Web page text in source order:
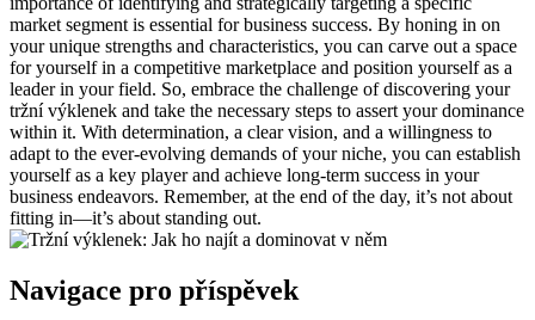
market segment is essential for business success. By honing in on
your unique strengths and characteristics, you can carve out a space
for yourself in a competitive marketplace and position yourself as a
leader in your field. So, embrace the challenge of discovering your
tržní výklenek and take the necessary steps to assert your dominance
within it. With determination, a clear vision, and a willingness to
adapt to the ever-evolving demands of your niche, you can establish
yourself as a key player and achieve long-term success in your
business endeavors. Remember, at the end of the day, it’s not about
fitting in—it’s about standing out.
Navigace pro příspěvek